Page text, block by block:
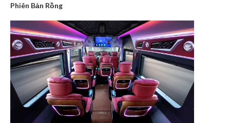
Phiên Bản Rồng